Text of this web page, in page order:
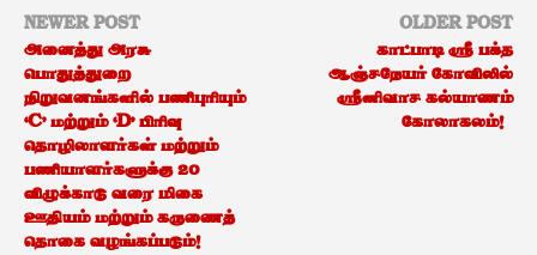
NEWER POST
அனைத்து அரசு
பொதுத்துறை
நிறுவனங்களில் பணிபுரியும்
‘C’ மற்றும் ‘D’ பிரிவு
தொழிலாளர்கள் மற்றும்
பணியாளர்களுக்கு 20
விழுக்காடு வரை மிகை
ஊதியம் மற்றும் கருணைத்
தொகை வழங்கப்படும்!
OLDER POST
காட்பாடி ஸ்ரீ பக்த
ஆஞ்சநேயர் கோவிலில்
ஸ்ரீனிவாச கல்யாணம்
கோலாகலம்!